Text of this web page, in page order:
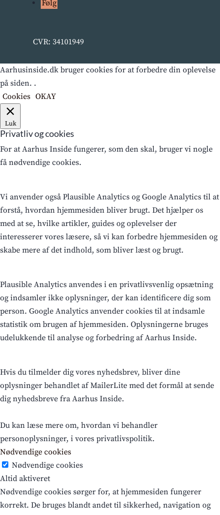
Følg
CVR: 34101949
Aarhusinside.dk bruger cookies for at forbedre din oplevelse
på siden. .
Cookies OKAY
Luk
Privatliv og cookies
For at Aarhus Inside fungerer, som den skal, bruger vi nogle
få nødvendige cookies.
Vi anvender også Plausible Analytics og Google Analytics til at
forstå, hvordan hjemmesiden bliver brugt. Det hjælper os
med at se, hvilke artikler, guides og oplevelser der
interesserer vores læsere, så vi kan forbedre hjemmesiden og
skabe mere af det indhold, som bliver læst og brugt.
Plausible Analytics anvendes i en privatlivsvenlig opsætning
og indsamler ikke oplysninger, der kan identificere dig som
person. Google Analytics anvender cookies til at indsamle
statistik om brugen af hjemmesiden. Oplysningerne bruges
udelukkende til analyse og forbedring af Aarhus Inside.
Hvis du tilmelder dig vores nyhedsbrev, bliver dine
oplysninger behandlet af MailerLite med det formål at sende
dig nyhedsbreve fra Aarhus Inside.
Du kan læse mere om, hvordan vi behandler
personoplysninger, i vores privatlivspolitik.
Nødvendige cookies
Nødvendige cookies
Altid aktiveret
Nødvendige cookies sørger for, at hjemmesiden fungerer
korrekt. De bruges blandt andet til sikkerhed, navigation og